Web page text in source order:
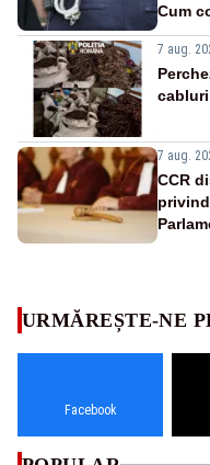
Cum
7 aug.
7 aug.
CCR
URMĂREȘTE-NE
Facebook